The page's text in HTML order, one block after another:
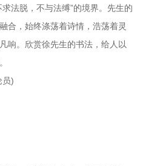
法脱，不与法缚”的境界。先生的
合，始终涤荡着诗情，浩荡着灵
响。欣赏徐先生的书法，给人以
)